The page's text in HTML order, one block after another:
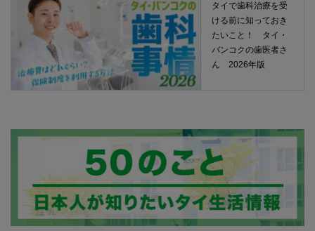
タイで歯科治療を受
ける前に知っておき
たいこと！ タイ・
バンコクの歯医者さ
ん 2026年版